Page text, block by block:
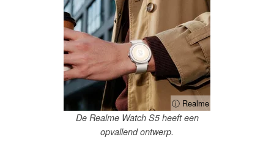
ⓘ Realme
De Realme Watch S5 heeft een
opvallend ontwerp.